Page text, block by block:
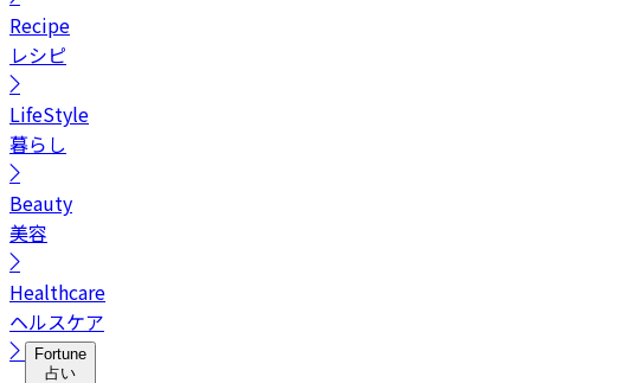
Recipe
レシピ
LifeStyle
暮らし
Beauty
美容
Healthcare
ヘルスケア
Fortune
占い